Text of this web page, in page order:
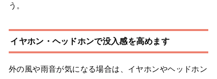
う。
イヤホン・ヘッドホンで没入感を高めます
外の風や雨音が気になる場合は、イヤホンやヘッドホン